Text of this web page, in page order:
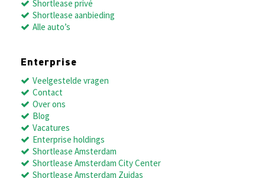
Shortlease privé
Shortlease aanbieding
Alle auto’s
Enterprise
Veelgestelde vragen
Contact
Over ons
Blog
Vacatures
Enterprise holdings
Shortlease Amsterdam
Shortlease Amsterdam City Center
Shortlease Amsterdam Zuidas